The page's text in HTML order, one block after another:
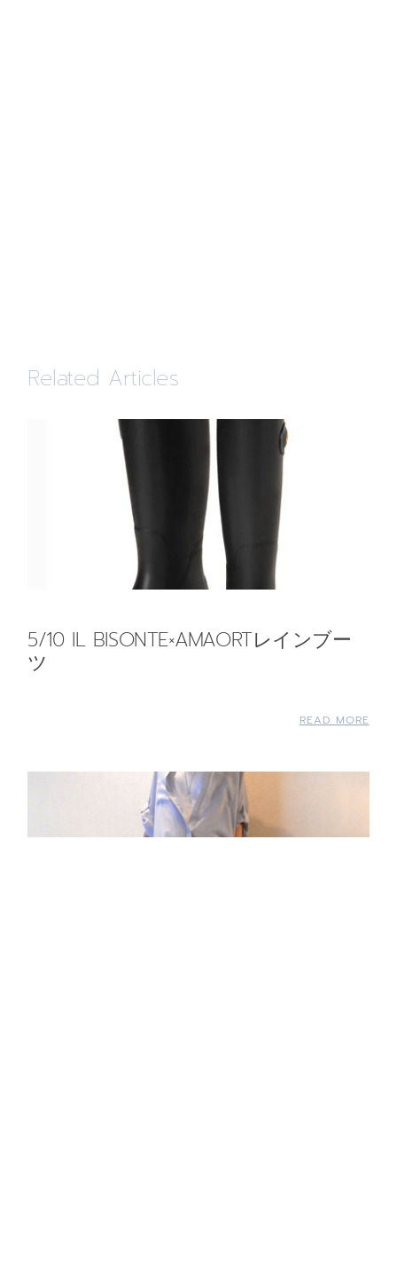
Related Articles
5/10 IL BISONTE×AMAORTレインブー
ツ
READ MORE